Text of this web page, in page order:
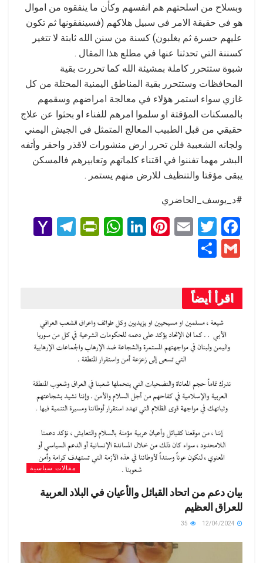
وبسلاح من اسلحتهم هم انفسهم وكأن ما ينفقوه من اموال
هو في حقيقة الامر في سبيل هلاكهم (فسينفقونها ثم تكون
عليهم حسرة ثم يغلبون) كسنة من سنن الله ثابتة لا تتغير
كسننة التي تحدثنا عنها في مطلع هذا المقال .
شبوة ستتحرر كاملة بمشيئة الله كما تحررت بقية
المحافظات وستتحرر بقية المناطق اليمنية المحتلة من كل
غازي سواء استمر هؤلاء في معالجة امراضهم وسقمهم
بالمسكنات المؤقتة او سلموا امرهم للفناء او بحثوا عن علاج
حقيقي من قبل الطبيب المعالج المتمثل في الجيش اليمني
ولجانه الشعبية فلن تحرر ارض منشورات لاقذر واحقر وأتفه
البشر مهما تفننوا في اقتناء كلماتهم وتعابيرهم فالمسكن
يبقى مؤقتا والتنظيف للارض منهم يستمر .
#د_يوسف_الحاضري
F
a
ce
b
o
o
k
T
er
E
Pi
Li
W
p
p
Pr
n
dl
y
T
m
G
ail
ar
e
اقرأ أيضاً
مقالات سياسية
بيان دعم من اتحاد القبائل والأعيان في البلاد العربية
للعراق العظيم